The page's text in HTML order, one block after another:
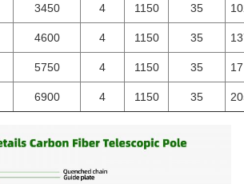
3450 4 1150 35
4600 4 1150 35
5750 4 1150 35
6900 4 1150 35